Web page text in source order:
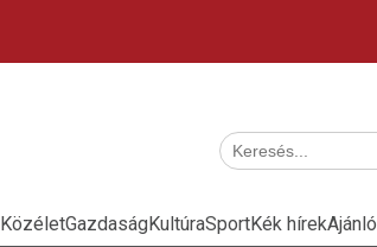
KözéletGazdaságKultúraSportKék hírekAjánló